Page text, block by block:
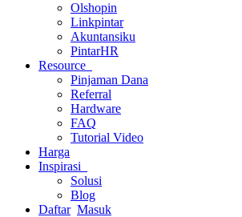
Olshopin
Linkpintar
Akuntansiku
PintarHR
Resource
Pinjaman Dana
Referral
Hardware
FAQ
Tutorial Video
Harga
Inspirasi
Solusi
Blog
Daftar Masuk